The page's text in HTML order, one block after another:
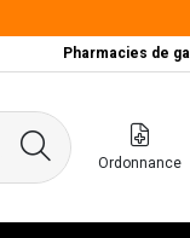
Pharmacies de
Ordonnance